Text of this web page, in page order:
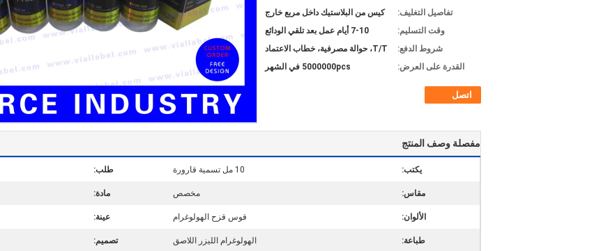
تفاصيل التغليف:
كيس من البلاستيك داخل مربع خارج
وقت التسليم:
7-10 أيام عمل بعد تلقي الودائع
شروط الدفع:
T/T، حوالة مصرفية، خطاب الاعتماد
القدرة على العرض:
5000000pcs في الشهر
اتصل
مفصلة وصف المنتج
يكتب: 10 مل تسمية قارورة طلب:
مقاس: مخصص مادة:
الألوان: قوس قزح الهولوغرام عينة:
طباعة: الهولوغرام الليزر اللاصق تصميم: